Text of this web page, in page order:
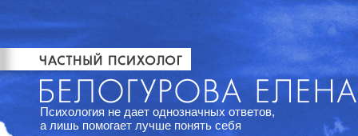
Психология не дает однозначных ответов,
а лишь помогает лучше понять себя